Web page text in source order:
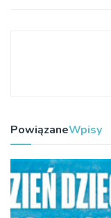
PowiązaneWpisy